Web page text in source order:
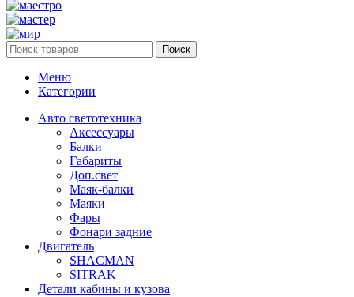
Поиск
Меню
Категории
Авто светотехника
Аксессуары
Балки
Габариты
Доп.свет
Маяк-балки
Маяки
Фары
Фонари задние
Двигатель
SHACMAN
SITRAK
Детали кабины и кузова